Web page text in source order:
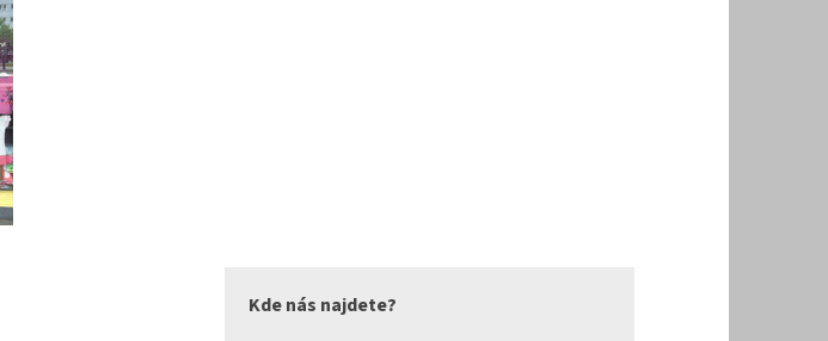
Kde nás najdete?